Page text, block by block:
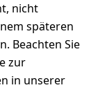
nicht
späteren
Beachten Sie
zur
in unserer